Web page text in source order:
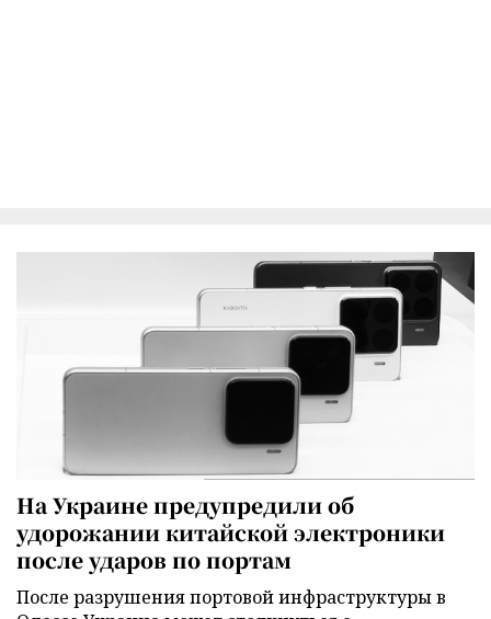
На Украине предупредили об
удорожании китайской электроники
после ударов по портам
После разрушения портовой инфраструктуры в